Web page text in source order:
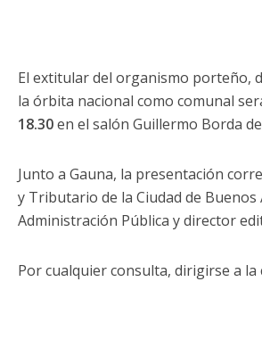
El extitular del organismo porteño,
la órbita nacional como comunal
18.30en el salón Guillermo Borda
Junto a Gauna, la presentación
y Tributario de la Ciudad de Buenos
Administración Pública y director
Por cualquier consulta, dirigirse a la